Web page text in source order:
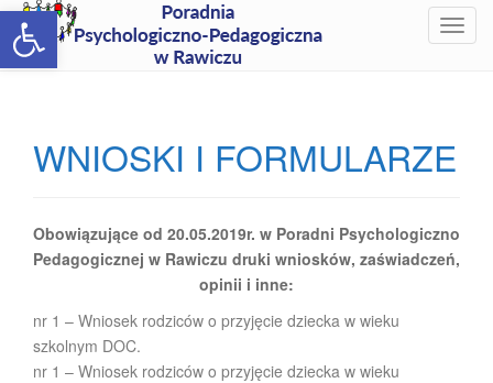
Open toolbar
T
e
v
i
WNIOSKI I FORMULARZE
Obowiązujące od 20.05.2019r. w Poradni Psychologiczno
Pedagogicznej w Rawiczu druki wniosków, zaświadczeń,
opinii i inne:
nr 1 – Wniosek rodziców o przyjęcie dziecka w wieku
szkolnym DOC.
nr 1 – Wniosek rodziców o przyjęcie dziecka w wieku